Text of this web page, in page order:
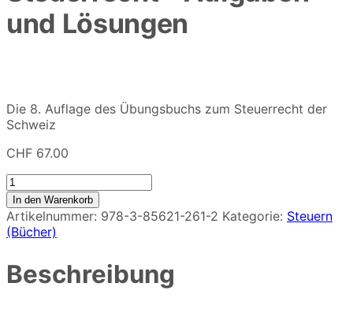
und Lösungen
Die 8. Auflage des Übungsbuchs zum Steuerrecht der
Schweiz
CHF 67.00
Das
schweizerische
Steuerrecht
-
Aufgaben
Lösungen
In den Warenkorb
Artikelnummer: 978-3-85621-261-2 Kategorie: Steuern
(Bücher)
Beschreibung